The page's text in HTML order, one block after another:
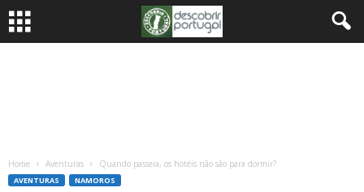
Home Aventuras Quando passeia, os hotéis não são para dormir?
AVENTURAS NAMOROS